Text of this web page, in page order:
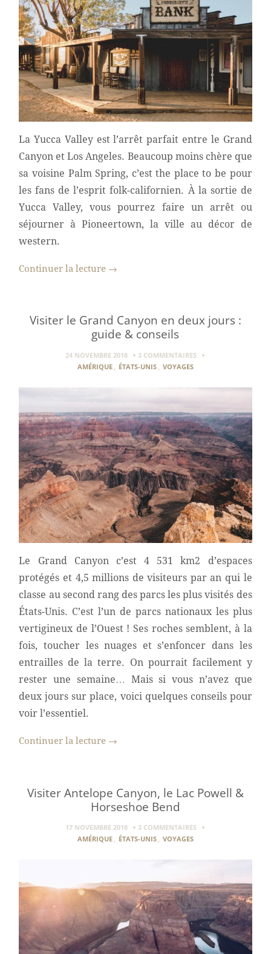
La Yucca Valley est l’arrêt parfait entre le Grand
Canyon et Los Angeles. Beaucoup moins chère que
sa voisine Palm Spring, c’est the place to be pour
les fans de l’esprit folk-californien. À la sortie de
Yucca Valley, vous pourrez faire un arrêt ou
séjourner à Pioneertown, la ville au décor de
western.
Continuer la lecture →
Visiter le Grand Canyon en deux jours :
guide & conseils
24 NOVEMBRE 2018
3 COMMENTAIRES
AMÉRIQUE
ÉTATS-UNIS VOYAGES
Le Grand Canyon c’est 4 531 km2 d’espaces
protégés et 4,5 millions de visiteurs par an qui le
classe au second rang des parcs les plus visités des
États-Unis. C’est l’un de parcs nationaux les plus
vertigineux de l’Ouest ! Ses roches semblent, à la
fois, toucher les nuages et s’enfoncer dans les
entrailles de la terre. On pourrait facilement y
rester une semaine… Mais si vous n’avez que
deux jours sur place, voici quelques conseils pour
voir l’essentiel.
Continuer la lecture →
Visiter Antelope Canyon, le Lac Powell &
Horseshoe Bend
17 NOVEMBRE 2018
3 COMMENTAIRES
AMÉRIQUE
ÉTATS-UNIS VOYAGES